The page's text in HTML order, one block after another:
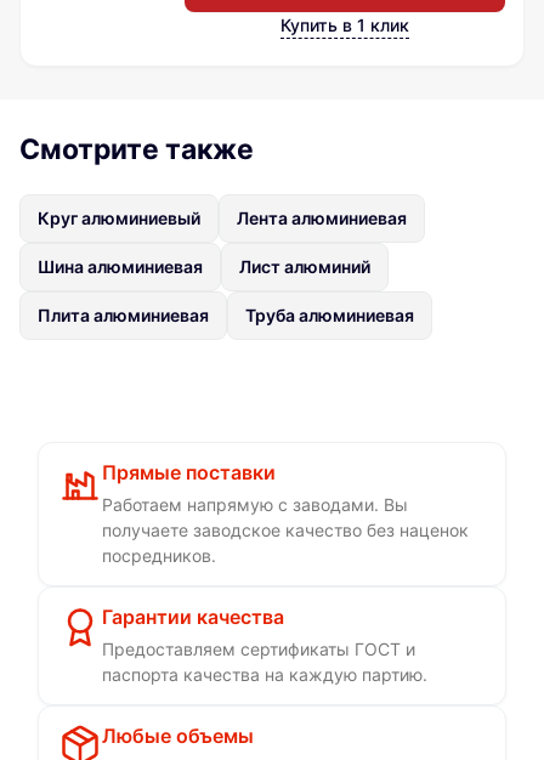
Купить в 1 клик
Смотрите также
Круг алюминиевый Лента алюминиевая
Шина алюминиевая Лист алюминий
Плита алюминиевая Труба алюминиевая
Прямые поставки
Работаем напрямую с заводами. Вы
получаете заводское качество без наценок
посредников.
Гарантии качества
Предоставляем сертификаты ГОСТ и
паспорта качества на каждую партию.
Любые объемы